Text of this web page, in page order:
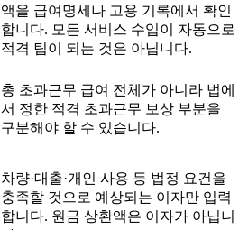
액을 급여명세나 고용 기록에서 확인
합니다. 모든 서비스 수입이 자동으로
적격 팁이 되는 것은 아닙니다.
총 초과근무 급여 전체가 아니라 법에
서 정한 적격 초과근무 보상 부분을
구분해야 할 수 있습니다.
차량·대출·개인 사용 등 법정 요건을
충족할 것으로 예상되는 이자만 입력
합니다. 원금 상환액은 이자가 아닙니